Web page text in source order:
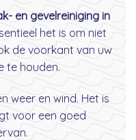
en gevelreiniging in
het is om niet
de voorkant van uw
te houden.
weer en wind. Het is
voor een goed